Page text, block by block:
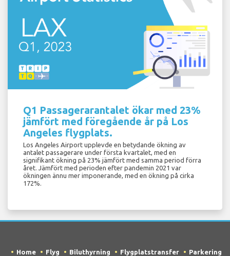
Q1 Passagerarantalet ökar med 23%
jämfört med föregående år på Los
Angeles flygplats.
Los Angeles Airport upplevde en betydande ökning av
antalet passagerare under första kvartalet, med en
signifikant ökning på 23% jämfört med samma period förra
året. Jämfört med perioden efter pandemin 2021 var
ökningen ännu mer imponerande, med en ökning på cirka
172%.
Home Flyg Biluthyrning Flygplatstransfer
Parkering